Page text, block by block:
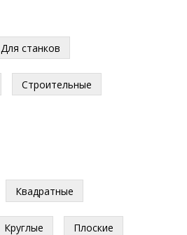
Для станков
Строительные
Квадратные
Круглые Плоские